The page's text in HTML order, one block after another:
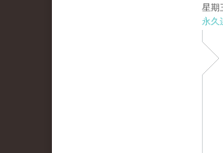
星期
永久